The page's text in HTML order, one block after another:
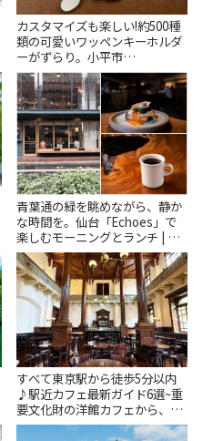
カスタマイズも楽しい!約500種
類の可愛いワッペンキーホルダ
ーがずらり。小平市
「Kimamaya T&K」 | ことりっ
ぷ
青葉通の緑を眺めながら、静か
な時間を。仙台「Echoes」で
楽しむモーニングとランチ | こ
とりっぷ
すべて東京駅から徒歩5分以内
♪駅近カフェ最新ガイド6選~重
要文化財の洋館カフェから、改
札すぐのレトロ喫茶まで~ | こと